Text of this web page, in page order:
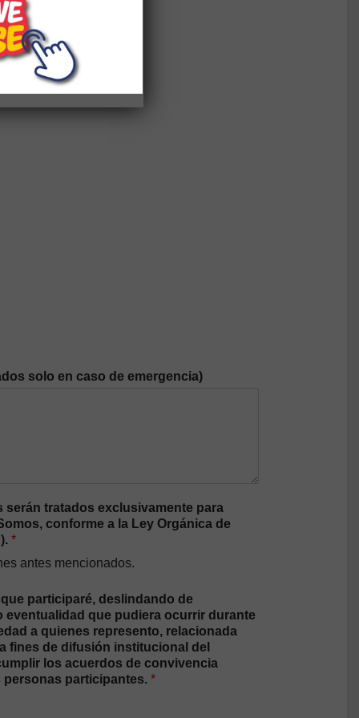
solo en caso de emergencia)
tratados exclusivamente para
conforme a la Ley Orgánica de
*
antes mencionados.
participaré, deslindando de
que pudiera ocurrir durante
a quienes represento, relacionada
fines de difusión institucional del
los acuerdos de convivencia
participantes. *